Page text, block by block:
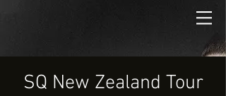
SQ New Zealand Tour